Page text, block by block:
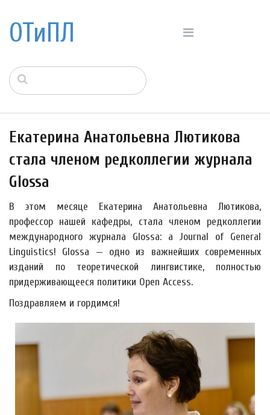
ОТиПЛ
Екатерина Анатольевна Лютикова
стала членом редколлегии журнала
Glossa
В этом месяце Екатерина Анатольевна Лютикова,
профессор нашей кафедры, стала членом редколлегии
международного журнала Glossa: a Journal of General
Linguistics! Glossa — одно из важнейших современных
изданий по теоретической лингвистике, полностью
придерживающееся политики Open Access.
Поздравляем и гордимся!